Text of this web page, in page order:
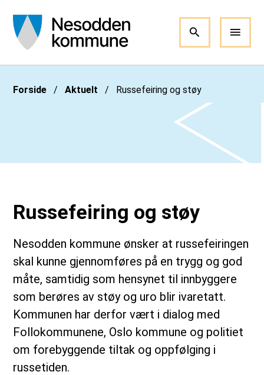
Du er her:
Forside Aktuelt Russefeiring og støy
Russefeiring og støy
Nesodden kommune ønsker at russefeiringen
skal kunne gjennomføres på en trygg og god
måte, samtidig som hensynet til innbyggere
som berøres av støy og uro blir ivaretatt.
Kommunen har derfor vært i dialog med
Follokommunene, Oslo kommune og politiet
om forebyggende tiltak og oppfølging i
russetiden.